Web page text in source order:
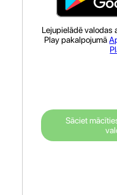
Lejupielādē valodas
Play pakalpojumā
Sāciet